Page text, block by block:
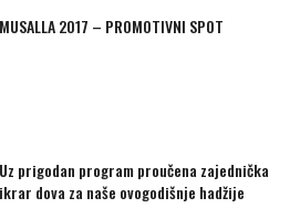
MUSALLA 2017 – PROMOTIVNI SPOT
Uz prigodan program proučena zajednička
ikrar dova za naše ovogodišnje hadžije